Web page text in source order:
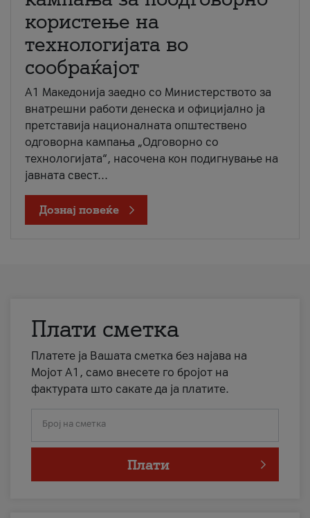
користење на
технологијата во
сообраќајот
A1 Македонија заедно со Министерството за
внатрешни работи денеска и официјално ја
претставија националната општествено
одговорна кампања „Одговорно со
технологијата“, насочена кон подигнување на
јавната свест...
Дознај повеќе
Плати сметка
Платете ја Вашата сметка без најава на
Мојот А1, само внесете го бројот на
фактурата што сакате да ја платите.
Број на сметка
Плати